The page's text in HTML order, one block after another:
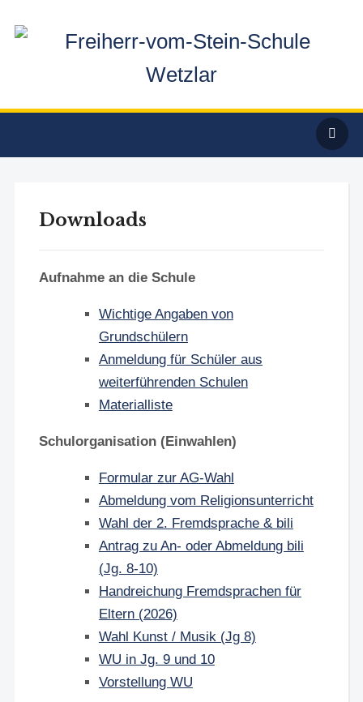
Downloads
Aufnahme an die Schule
Wichtige Angaben von
Grundschülern
Anmeldung für Schüler aus
weiterführenden Schulen
Materialliste
Schulorganisation (Einwahlen)
Formular zur AG-Wahl
Abmeldung vom Religionsunterricht
Wahl der 2. Fremdsprache & bili
Antrag zu An- oder Abmeldung bili
(Jg. 8-10)
Handreichung Fremdsprachen für
Eltern (2026)
Wahl Kunst / Musik (Jg 8)
WU in Jg. 9 und 10
Vorstellung WU